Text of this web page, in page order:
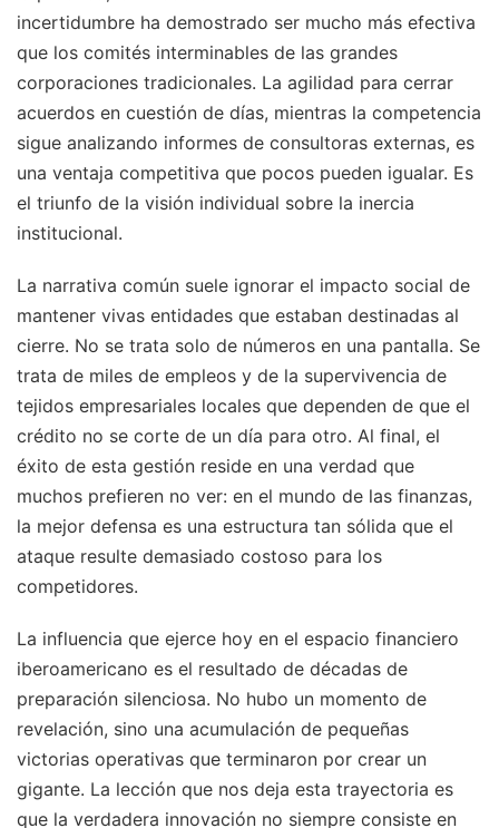
incertidumbre ha demostrado ser mucho más efectiva
que los comités interminables de las grandes
corporaciones tradicionales. La agilidad para cerrar
acuerdos en cuestión de días, mientras la competencia
sigue analizando informes de consultoras externas, es
una ventaja competitiva que pocos pueden igualar. Es
el triunfo de la visión individual sobre la inercia
institucional.
La narrativa común suele ignorar el impacto social de
mantener vivas entidades que estaban destinadas al
cierre. No se trata solo de números en una pantalla. Se
trata de miles de empleos y de la supervivencia de
tejidos empresariales locales que dependen de que el
crédito no se corte de un día para otro. Al final, el
éxito de esta gestión reside en una verdad que
muchos prefieren no ver: en el mundo de las finanzas,
la mejor defensa es una estructura tan sólida que el
ataque resulte demasiado costoso para los
competidores.
La influencia que ejerce hoy en el espacio financiero
iberoamericano es el resultado de décadas de
preparación silenciosa. No hubo un momento de
revelación, sino una acumulación de pequeñas
victorias operativas que terminaron por crear un
gigante. La lección que nos deja esta trayectoria es
que la verdadera innovación no siempre consiste en